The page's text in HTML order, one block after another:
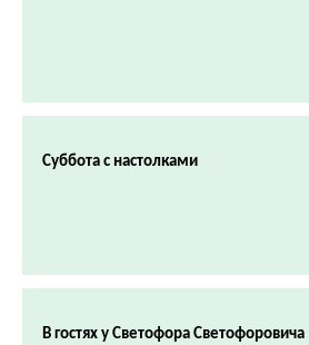
Суббота с настолками
В гостях у Светофора Светофоровича